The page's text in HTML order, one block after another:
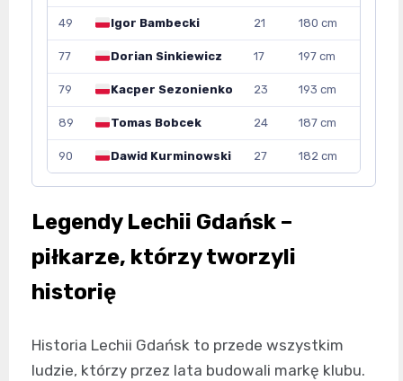
49 Igor Bambecki 21 180 cm
77 Dorian Sinkiewicz 17 197 cm
79 Kacper Sezonienko 23 193 cm
89 Tomas Bobcek 24 187 cm
90 Dawid Kurminowski 27 182 cm
Legendy Lechii Gdańsk –
piłkarze, którzy tworzyli
historię
Historia Lechii Gdańsk to przede wszystkim
ludzie, którzy przez lata budowali markę klubu.